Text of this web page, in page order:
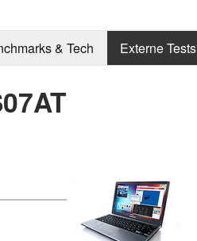
& Tech Externe Tests